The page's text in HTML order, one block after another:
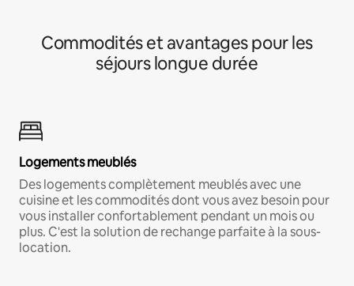
Commodités et avantages pour les
séjours longue durée
Logements meublés
Des logements complètement meublés avec une
cuisine et les commodités dont vous avez besoin pour
vous installer confortablement pendant un mois ou
plus. C'est la solution de rechange parfaite à la sous-
location.